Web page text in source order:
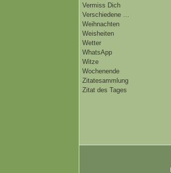
Vermiss Dich
Verschiedene …
Weihnachten
Weisheiten
Wetter
WhatsApp
Witze
Wochenende
Zitatesammlung
Zitat des Tages